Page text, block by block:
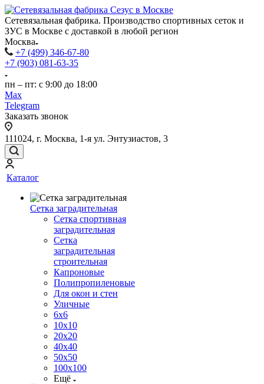
Сетевязальная фабрика. Производство спортивных сеток и
ЗУС в Москве с доставкой в любой регион
Москва
+7 (499) 346-67-80
+7 (903) 081-63-35
пн – пт: с 9:00 до 18:00
Max
Telegram
Заказать звонок
111024, г. Москва, 1-я ул. Энтузиастов, 3
Каталог
Сетка заградительная
Сетка спортивная
заградительная
Сетка
заградительная
строительная
Капроновые
Полипропиленовые
Для окон и стен
Уличные
6х6
10х10
20х20
40х40
50х50
100х100
Ещё